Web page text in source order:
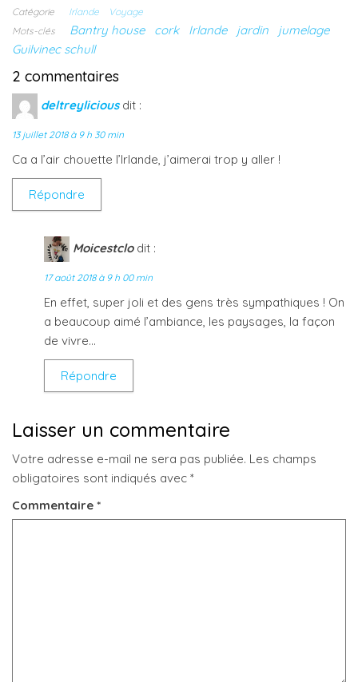
f
e
n
ê
t
e
)
e
ê
t
r
)
e
ê
n
ê
Catégorie Irlande
Voyage
Mots-clés
Bantry house cork Irlande jardin
jumelage
Guilvinec schull
2 commentaires
deltreylicious dit :
13 juillet 2018 à 9 h 30 min
Ca a l’air chouette l’Irlande, j’aimerai trop y aller !
Répondre
Moicestclo dit :
17 août 2018 à 9 h 00 min
En effet, super joli et des gens très sympathiques ! On
a beaucoup aimé l’ambiance, les paysages, la façon
de vivre…
Répondre
Laisser un commentaire
Votre adresse e-mail ne sera pas publiée. Les champs
obligatoires sont indiqués avec *
Commentaire *